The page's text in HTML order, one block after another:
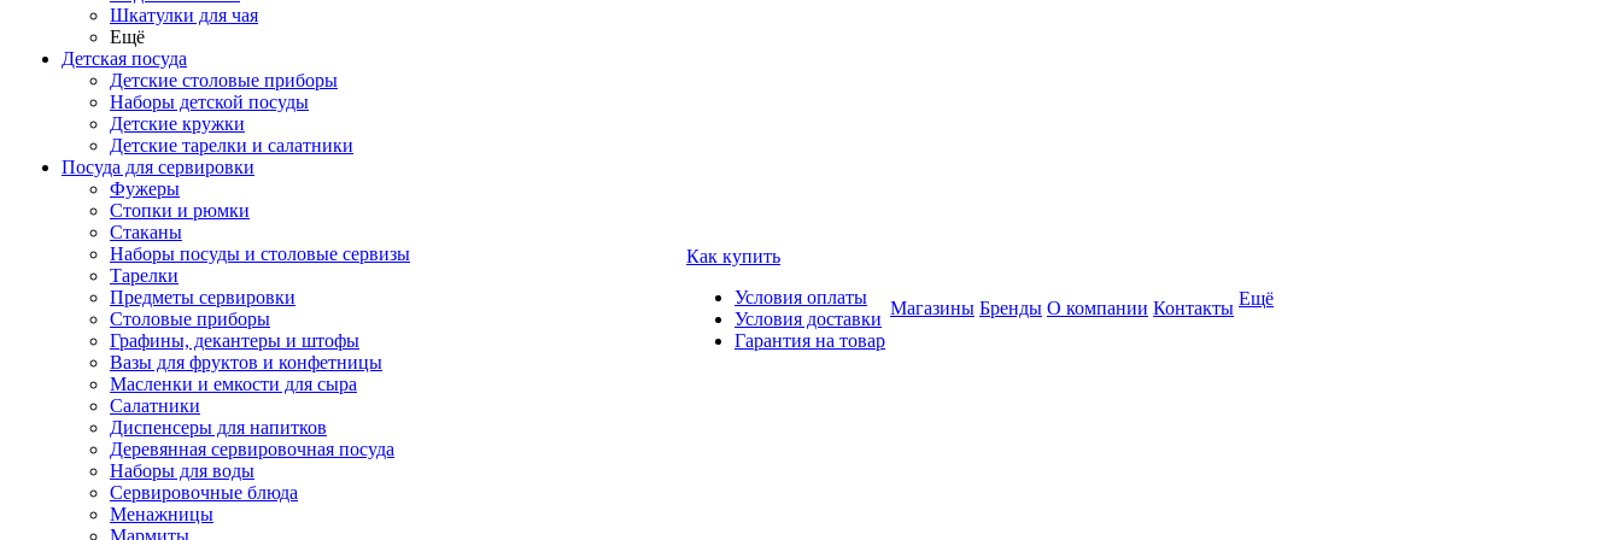
Шкатулки для чая
Ещё
Детская посуда
Детские столовые приборы
Наборы детской посуды
Детские кружки
Детские тарелки и салатники
Посуда для сервировки
Фужеры
Стопки и рюмки
Стаканы
Наборы посуды и столовые сервизы
Тарелки
Предметы сервировки
Столовые приборы
Графины, декантеры и штофы
Вазы для фруктов и конфетницы
Масленки и емкости для сыра
Салатники
Диспенсеры для напитков
Деревянная сервировочная посуда
Наборы для воды
Сервировочные блюда
Менажницы
Мармиты
Как купить
Условия оплаты
Условия доставки
Гарантия на товар
Магазины Бренды О компании Контакты Ещё